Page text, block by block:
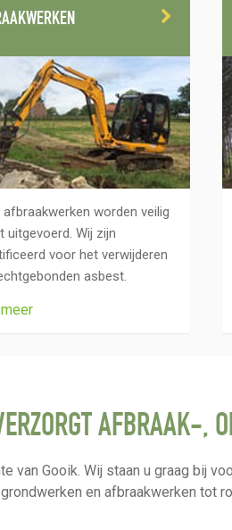
afbraakwerken worden veilig
uitgevoerd. Wij zijn
voor het verwijderen
asbest.
AFBRAAK-,
Gooik. Wij staan u graag bij
en afbraakwerken tot